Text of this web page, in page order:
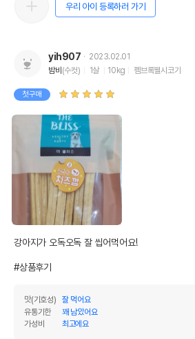
우리 아이 등록하러 가기
yih907
2023.02.01
밤비 (수컷) 1살 10kg 펨브록웰시코기
첫구매
강아지가 오독오독 잘 씹어먹어요!
#상품후기
맛(기호성)
잘 먹어요
유통기한
꽤 남았어요
가성비
최고에요